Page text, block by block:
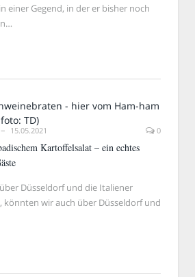
einer Gegend, in der er bisher noch
15.05.2021 0
Kartoffelsalat – ein echtes
über Düsseldorf und die Italiener
könnten wir auch über Düsseldorf und